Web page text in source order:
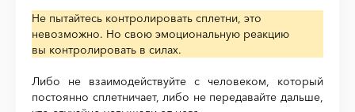
Не пытайтесь контролировать сплетни, это
невозможно. Но свою эмоциональную реакцию
вы контролировать в силах.
Либо не взаимодействуйте с человеком, который
постоянно сплетничает, либо не передавайте дальше,